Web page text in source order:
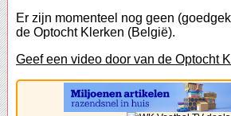
Er zijn momenteel nog geen
de Optocht Klerken (België).
Geef een video door van de Optocht